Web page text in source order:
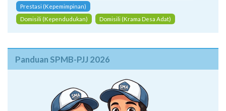
Prestasi (Kepemimpinan)
Domisili (Kependudukan)
Domisili (Krama Desa Adat)
Panduan SPMB-PJJ 2026